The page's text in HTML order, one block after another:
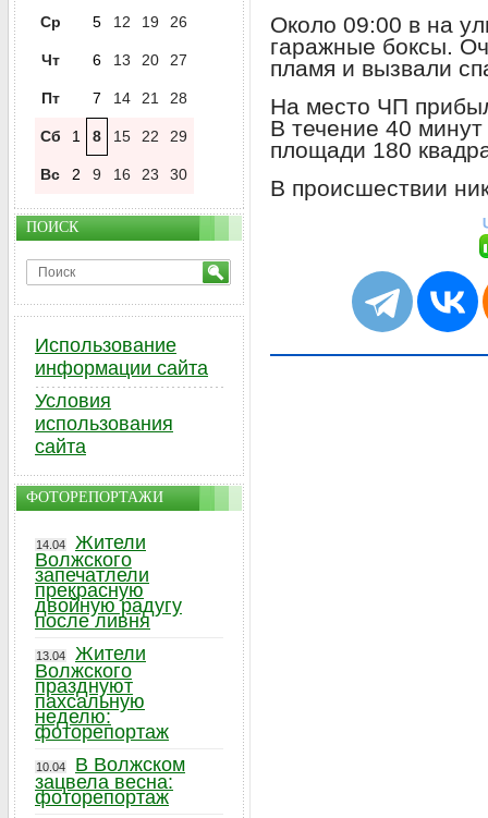
Около 09:00 в на
гаражные боксы.
пламя и вызвали
На место ЧП
В течение 40
площади 180
В происшествии
Ср 5 12 19 26
Чт 6 13 20 27
Пт 7 14 21 28
Сб 1 8 15 22 29
Вс 2 9 16 23 30
ПОИСК
Использование
информации сайта
Условия
использования
сайта
ФОТОРЕПОРТАЖИ
14.04
Жители
Волжского
запечатлели
прекрасную
двойную радугу
после ливня
13.04
Жители
Волжского
празднуют
пахсальную
неделю:
фоторепортаж
10.04
В Волжском
зацвела весна:
фоторепортаж